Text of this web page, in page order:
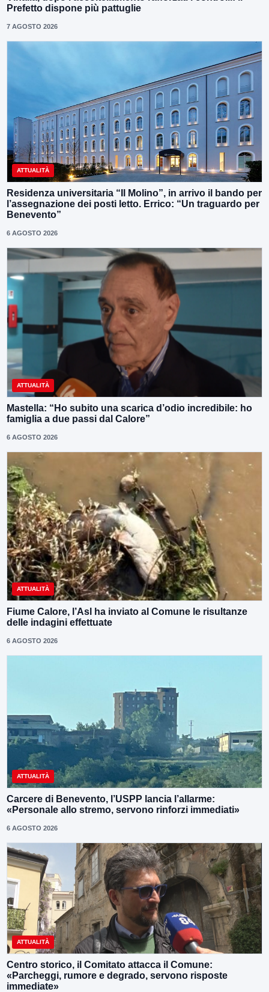
Prefetto dispone più pattuglie
7 AGOSTO 2026
ATTUALITÀ
Residenza universitaria “Il Molino”, in arrivo il bando per
l’assegnazione dei posti letto. Errico: “Un traguardo per
Benevento”
6 AGOSTO 2026
ATTUALITÀ
Mastella: “Ho subito una scarica d’odio incredibile: ho
famiglia a due passi dal Calore”
6 AGOSTO 2026
ATTUALITÀ
Fiume Calore, l’Asl ha inviato al Comune le risultanze
delle indagini effettuate
6 AGOSTO 2026
ATTUALITÀ
Carcere di Benevento, l’USPP lancia l’allarme:
«Personale allo stremo, servono rinforzi immediati»
6 AGOSTO 2026
ATTUALITÀ
Centro storico, il Comitato attacca il Comune:
«Parcheggi, rumore e degrado, servono risposte
immediate»